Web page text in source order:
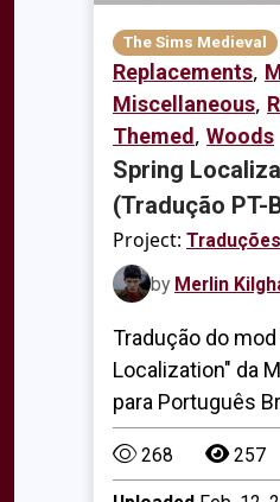
The Sims Medieval
Replacements,
Miscellaneous,
Themed, Woods
Spring
(Tradução PT-
Project:
by Merlin
Tradução do
Localization" da
para Português
268 257